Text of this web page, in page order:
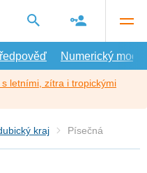
Numerický model
letními, zítra i tropickými
kraj Písečná